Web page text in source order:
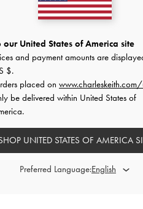
とてもよかった
our United States of America site
and payment amounts are
$.
placed on
be delivered within United States of
UNITED STATES OF AMERICA
Preferred Language: